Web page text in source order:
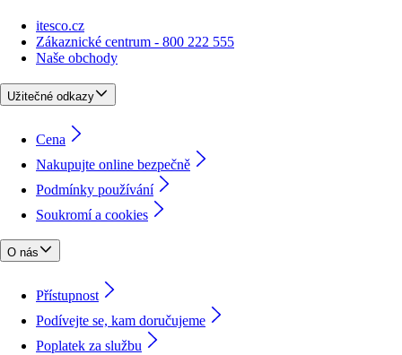
itesco.cz
Zákaznické centrum - 800 222 555
Naše obchody
Užitečné odkazy
Cena
Nakupujte online bezpečně
Podmínky používání
Soukromí a cookies
O nás
Přístupnost
Podívejte se, kam doručujeme
Poplatek za službu